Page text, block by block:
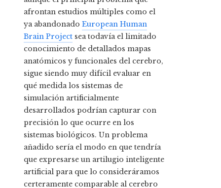
afrontan estudios múltiples como el
ya abandonado European Human
Brain Project sea todavía el limitado
conocimiento de detallados mapas
anatómicos y funcionales del cerebro,
sigue siendo muy difícil evaluar en
qué medida los sistemas de
simulación artificialmente
desarrollados podrían capturar con
precisión lo que ocurre en los
sistemas biológicos. Un problema
añadido sería el modo en que tendría
que expresarse un artilugio inteligente
artificial para que lo consideráramos
certeramente comparable al cerebro